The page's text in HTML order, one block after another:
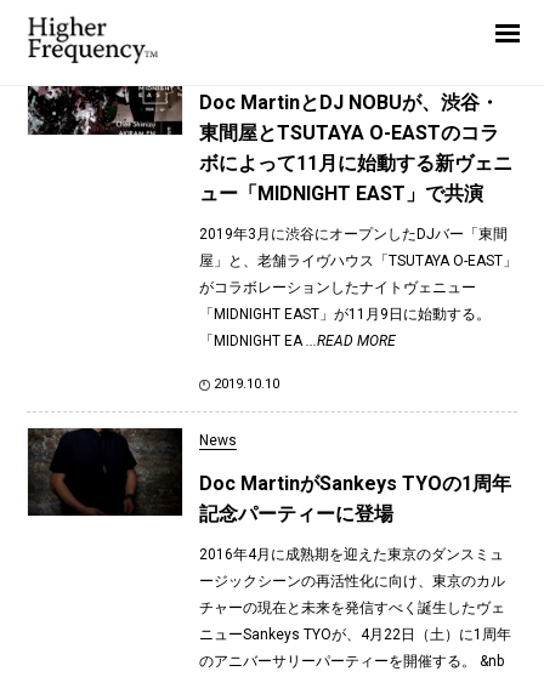
TAG: Doc Martin
Doc MartinとDJ NOBUが、渋谷・
東間屋とTSUTAYA O-EASTのコラ
ボによって11月に始動する新ヴェニ
ュー「MIDNIGHT EAST」で共演
2019年3月に渋谷にオープンしたDJバー「東間
屋」と、老舗ライヴハウス「TSUTAYA O-EAST」
がコラボレーションしたナイトヴェニュー
「MIDNIGHT EAST」が11月9日に始動する。
「MIDNIGHT EA...READ MORE
2019.10.10
News
Doc MartinがSankeys TYOの1周年
記念パーティーに登場
2016年4月に成熟期を迎えた東京のダンスミュ
ージックシーンの再活性化に向け、東京のカル
チャーの現在と未来を発信すべく誕生したヴェ
ニューSankeys TYOが、4月22日（土）に1周年
のアニバーサリーパーティーを開催する。 &nb
News
Interview
Highlight
Report